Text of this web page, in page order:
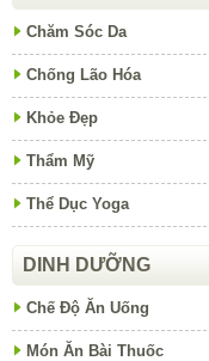
Chăm Sóc Da
Chống Lão Hóa
Khỏe Đẹp
Thẩm Mỹ
Thể Dục Yoga
DINH DƯỠNG
Chế Độ Ăn Uống
Món Ăn Bài Thuốc